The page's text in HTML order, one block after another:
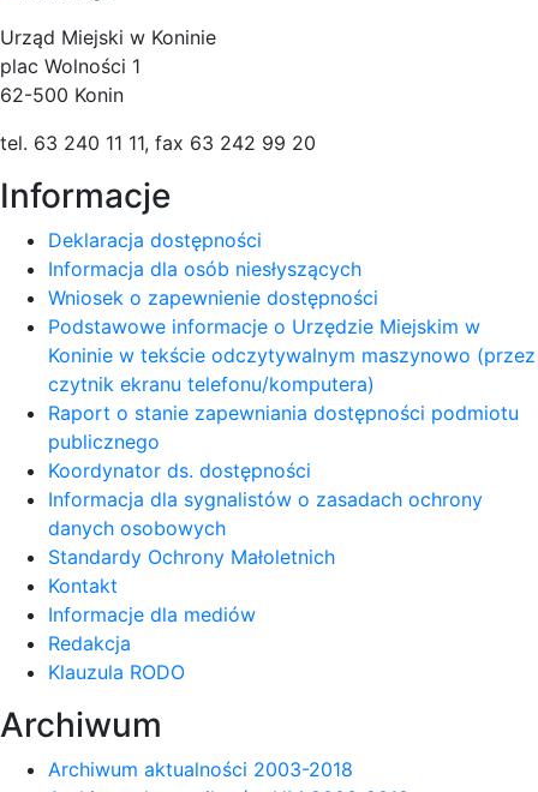
Urząd Miejski w Koninie
plac Wolności 1
62-500 Konin
tel. 63 240 11 11, fax 63 242 99 20
Informacje
Deklaracja dostępności
Informacja dla osób niesłyszących
Wniosek o zapewnienie dostępności
Podstawowe informacje o Urzędzie Miejskim w
Koninie w tekście odczytywalnym maszynowo (przez
czytnik ekranu telefonu/komputera)
Raport o stanie zapewniania dostępności podmiotu
publicznego
Koordynator ds. dostępności
Informacja dla sygnalistów o zasadach ochrony
danych osobowych
Standardy Ochrony Małoletnich
Kontakt
Informacje dla mediów
Redakcja
Klauzula RODO
Archiwum
Archiwum aktualności 2003-2018